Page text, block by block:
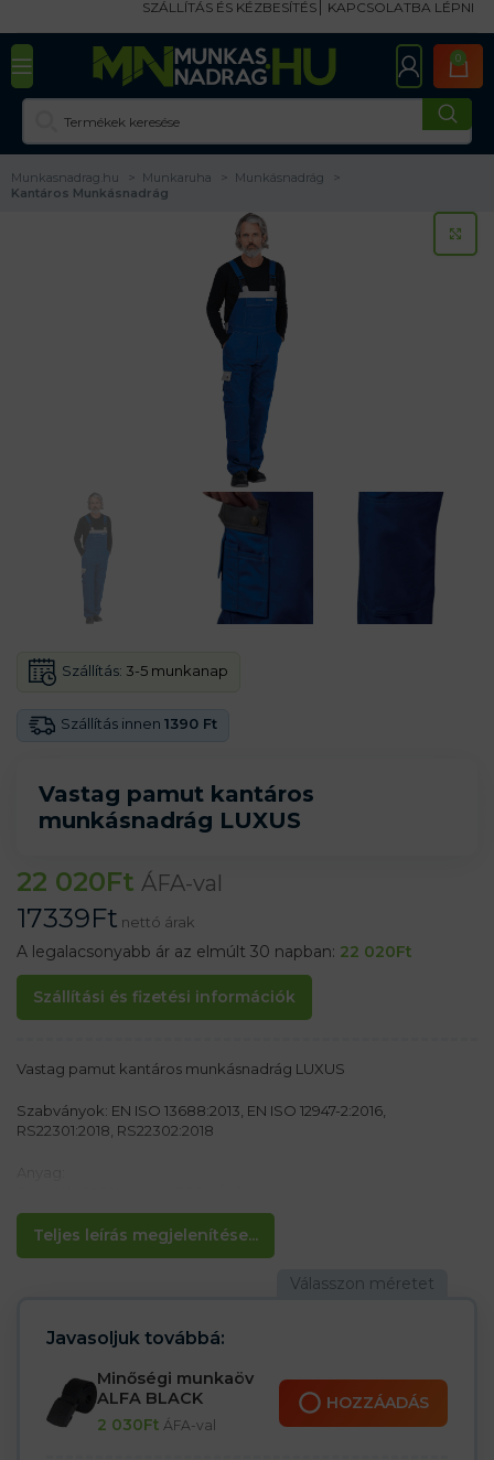
SZÁLLÍTÁS ÉS KÉZBESÍTÉS KAPCSOLATBA LÉPNI
0
Munkasnadrag.hu Munkaruha
Munkásnadrág
Kantáros Munkásnadrág
Vastag pamut kantáros
munkásnadrág LUXUS
Szállítás innen 1390 Ft
Szállítás: 3-5 munkanap
22 020Ft ÁFA-val
17339Ft nettó árak
A legalacsonyabb ár az elmúlt 30 napban: 22 020Ft
Szállítási és fizetési információk
Teljes leírás megjelenítése...
Vastag pamut kantáros munkásnadrág LUXUS
Szabványok: EN ISO 13688:2013, EN ISO 12947-2:2016,
RS22301:2018, RS22302:2018
Jellemzők:
– Állítható rugalmas pántok
– Négy zseb: két oldalsó és kettő hátul tépőzárral
– Derékban varrt gumi a jobb illeszkedés érdekében
– Csat a kulcsok rögzítéséhez
– Térdzsebek a térdvédők számára
Javasoljuk továbbá:
Minőségi munkaöv
ALFA BLACK
2 030Ft ÁFA-val
HOZZÁADÁS